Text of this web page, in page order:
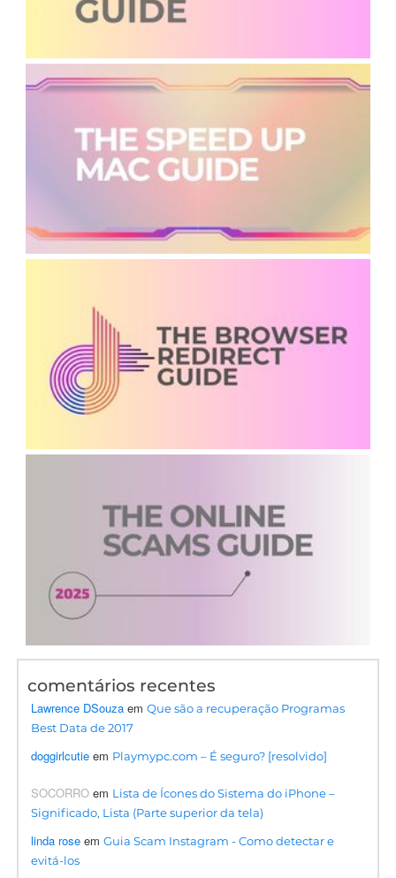
comentários recentes
Lawrence DSouza emQue são a recuperação Programas
Best Data de 2017
doggirlcutie em Playmypc.com – É seguro? [resolvido]
SOCORRO em Lista de Ícones do Sistema do iPhone –
Significado, Lista (Parte superior da tela)
linda rose emGuia Scam Instagram - Como detectar e
evitá-los